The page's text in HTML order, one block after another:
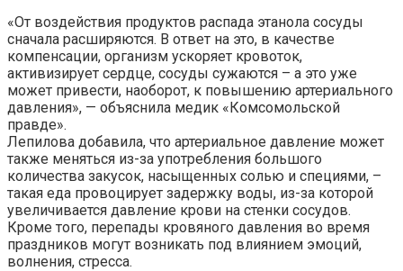
«От воздействия продуктов распада этанола сосуды
сначала расширяются. В ответ на это, в качестве
компенсации, организм ускоряет кровоток,
активизирует сердце, сосуды сужаются – а это уже
может привести, наоборот, к повышению артериального
давления», — объяснила медик «Комсомольской
правде».
Лепилова добавила, что артериальное давление может
также меняться из-за употребления большого
количества закусок, насыщенных солью и специями, –
такая еда провоцирует задержку воды, из-за которой
увеличивается давление крови на стенки сосудов.
Кроме того, перепады кровяного давления во время
праздников могут возникать под влиянием эмоций,
волнения, стресса.